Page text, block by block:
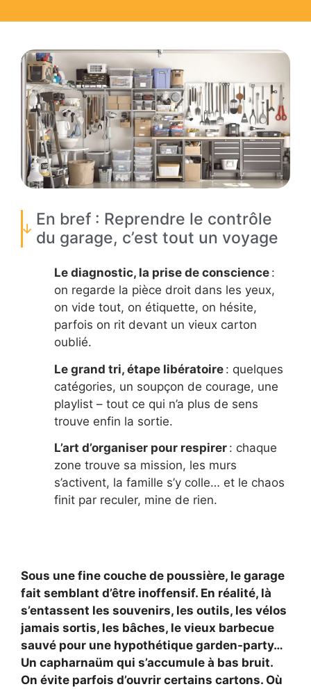
En bref : Reprendre le contrôle
du garage, c’est tout un voyage
Le diagnostic, la prise de conscience :
on regarde la pièce droit dans les yeux,
on vide tout, on étiquette, on hésite,
parfois on rit devant un vieux carton
oublié.
Le grand tri, étape libératoire : quelques
catégories, un soupçon de courage, une
playlist – tout ce qui n’a plus de sens
trouve enfin la sortie.
L’art d’organiser pour respirer : chaque
zone trouve sa mission, les murs
s’activent, la famille s’y colle… et le chaos
finit par reculer, mine de rien.
Sous une fine couche de poussière, le garage
fait semblant d’être inoffensif. En réalité, là
s’entassent les souvenirs, les outils, les vélos
jamais sortis, les bâches, le vieux barbecue
sauvé pour une hypothétique garden-party…
Un capharnaüm qui s’accumule à bas bruit.
On évite parfois d’ouvrir certains cartons. Où